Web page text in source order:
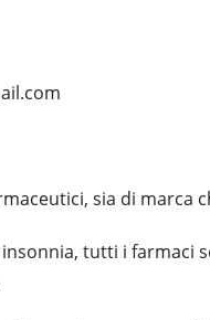
sia di marca
tutti i